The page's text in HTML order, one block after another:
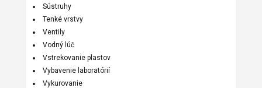
Sústruhy
Tenké vrstvy
Ventily
Vodný lúč
Vstrekovanie plastov
Vybavenie laboratórií
Vykurovanie